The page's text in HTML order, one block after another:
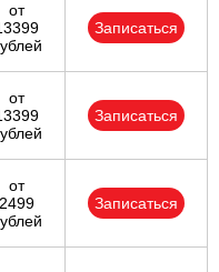
от
Записаться
от
Записаться
от
2499
Записаться